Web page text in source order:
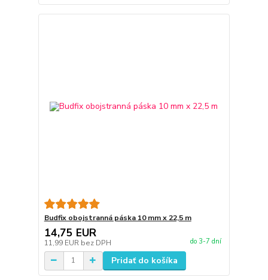
Budfix obojstranná páska 10 mm x 22,5 m
14,75 EUR
11,99 EUR bez DPH do 3-7 dní
Pridať do košíka